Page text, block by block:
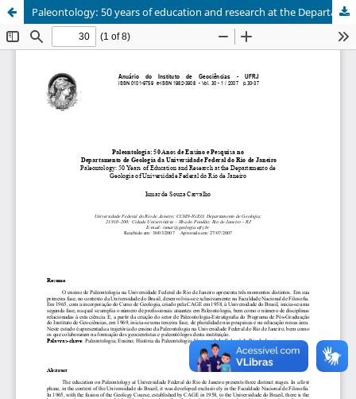
Paleontology: 50 years of education and research at the Departamento de Geologia of Universidade Federal do Rio de Janeiro